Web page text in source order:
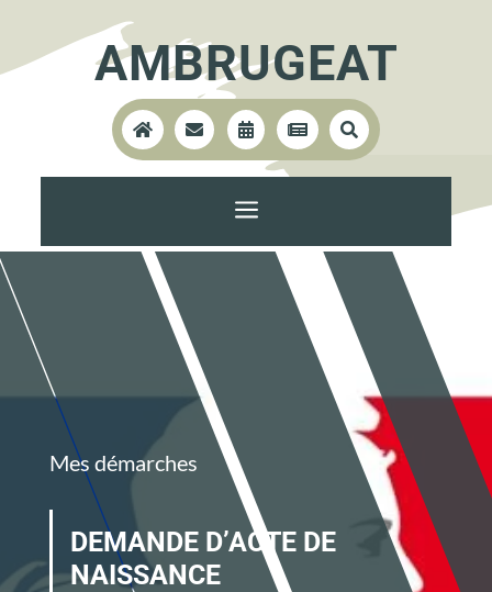
AMBRUGEAT
    
a
Mes démarches
DEMANDE D’ACTE DE
NAISSANCE